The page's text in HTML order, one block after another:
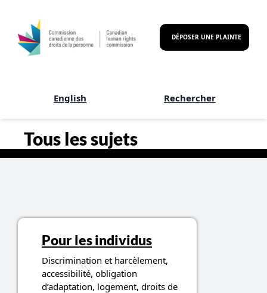
DÉPOSER UNE PLAINTE
English Rechercher
Commission canadienne
Tous les sujets
Services and information
Pour les individus
Discrimination et harcèlement,
accessibilité, obligation
d’adaptation, logement, droits de